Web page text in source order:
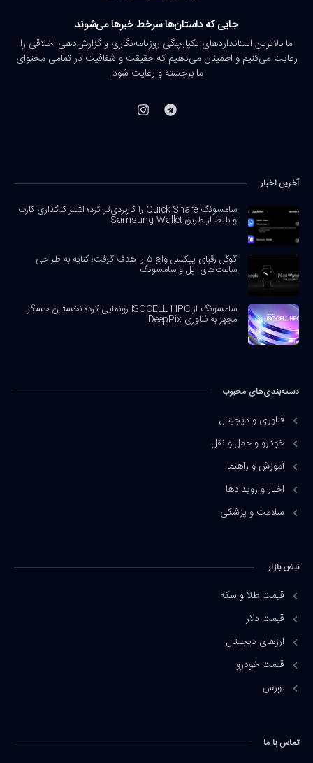
جایی که داستان‌ها سرخط خبرها می‌شوند
ما بالاترین استانداردهای یکپارچگی روزنامه‌نگاری و گزارش‌دهی اخلاقی را
رعایت می‌کنیم و اطمینان می‌دهیم که حقیقت و شفافیت در تمامی محتوای
ما برجسته و رعایت شود.
آخرین اخبار
سامسونگ Quick Share را کاربردی‌تر کرد؛ اشتراک‌گذاری کارت
و بلیط از طریق Samsung Wallet
گوگل رقبای پیکسل واچ ۵ را هدف گرفت؛ کنایه به طراحی
ساعت‌های اپل و سامسونگ
سامسونگ از ISOCELL HPC رونمایی کرد؛ نخستین حسگر
مجهز به فناوری DeepPix
دسته‌بندی‌های محبوب
فناوری و دیجیتال
خودرو و حمل و نقل
آموزش و راهنما
اخبار و رویدادها
سلامت و پزشکی
نبض بازار
قیمت طلا و سکه
قیمت دلار
ارزهای دیجیتال
قیمت خودرو
بورس
تماس یا ما